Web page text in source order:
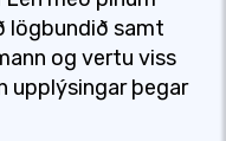
lögbundið samt
og vertu viss
upplýsingar þegar